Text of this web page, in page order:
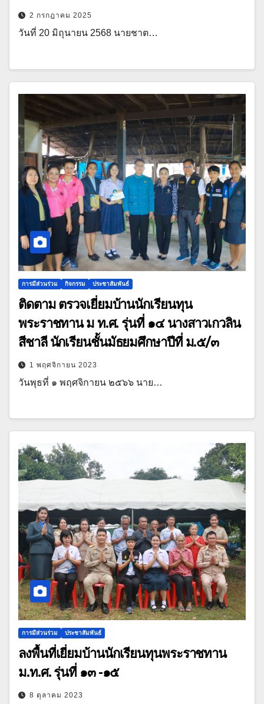
2 กรกฎาคม 2025
วันที่ 20 มิถุนายน 2568 นายชาต…
การมีส่วนร่วม กิจกรรม ประชาสัมพันธ์
ติดตาม ตรวจเยี่ยมบ้านนักเรียนทุน
พระราชทาน ม ท.ศ. รุ่นที่ ๑๔ นางสาวเกวลิน
สีชาลี นักเรียนชั้นมัธยมศึกษาปีที่ ม.๕/๓
1 พฤศจิกายน 2023
วันพุธที่ ๑ พฤศจิกายน ๒๕๖๖ นาย…
การมีส่วนร่วม ประชาสัมพันธ์
ลงพื้นที่เยี่ยมบ้านนักเรียนทุนพระราชทาน
ม.ท.ศ. รุ่นที่ ๑๓ -๑๕
8 ตุลาคม 2023